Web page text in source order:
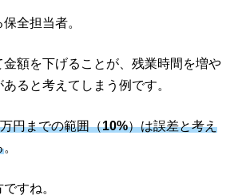
全担当者。
金額を下げることが、残業時間を増や
ると考えてしまう例です。
円までの範囲（10%）は誤差と考え
。
すね。